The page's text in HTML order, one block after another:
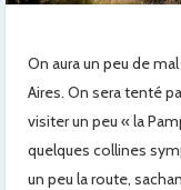
On aura un peu de
Aires. On sera tenté
visiter un peu « la
quelques collines
un peu la route,